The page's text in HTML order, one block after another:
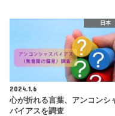
日本
2024.1.6
心が折れる言葉、アンコンシ
バイアスを調査